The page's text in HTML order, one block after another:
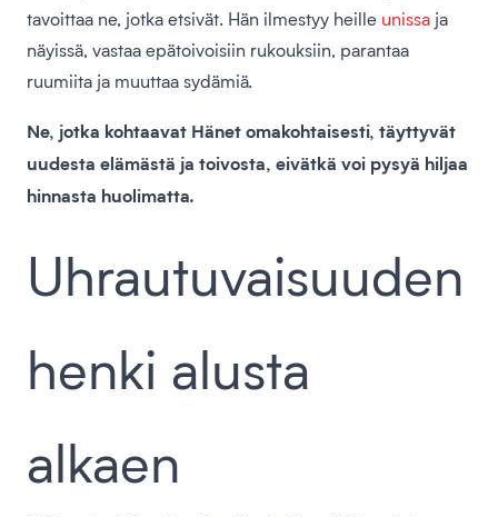
tavoittaa ne, jotka etsivät. Hän ilmestyy heille unissa ja
näyissä, vastaa epätoivoisiin rukouksiin, parantaa
ruumiita ja muuttaa sydämiä.
Ne, jotka kohtaavat Hänet omakohtaisesti, täyttyvät
uudesta elämästä ja toivosta, eivätkä voi pysyä hiljaa
hinnasta huolimatta.
Uhrautuvaisuuden
henki alusta
alkaen